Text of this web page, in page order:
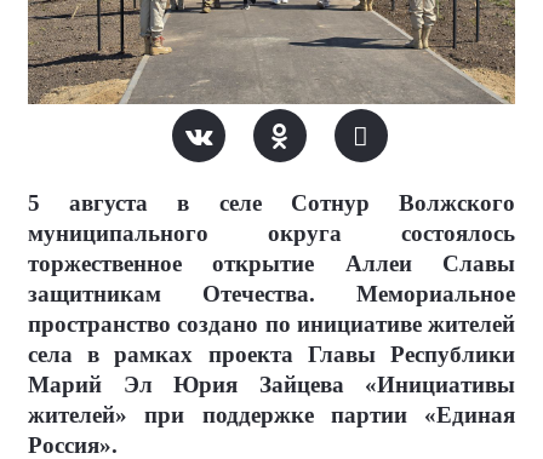
5 августа в селе Сотнур Волжского
муниципального округа состоялось
торжественное открытие Аллеи Славы
защитникам Отечества. Мемориальное
пространство создано по инициативе жителей
села в рамках проекта Главы Республики
Марий Эл Юрия Зайцева «Инициативы
жителей» при поддержке партии «Единая
Россия».